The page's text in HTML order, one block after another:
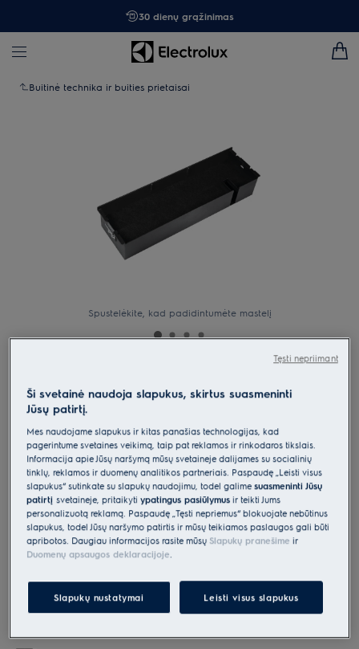
30 dienų grąžinimas
Buitinė technika ir buities prietaisai
Spustelėkite, kad padidintumėte mastelį
„OdourClean“ anglies filtras
0 (0)
Pagrindiniai privalumai
Anglies filtras „OdourClean“ – efektyvus oro valymas.
Efektyvus oro valymas anglies filtru „OdourClean“.
Filtro „OdourClean“ tarnavimo laikas yra 4–6 mėnesiai*.
Siuntos pristatymas €15 Nemokamas
Ši svetainė naudoja slapukus, skirtus suasmeninti
Jūsų patirtį.
Mes naudojame slapukus ir kitas panašias technologijas, kad
pagerintume svetainės veikimą, taip pat reklamos ir rinkodaros tikslais.
Informacija apie Jūsų naršymą mūsų svetainėje dalijamės su socialinių
tinklų, reklamos ir duomenų analitikos partneriais. Paspaudę „Leisti visus
slapukus“ sutinkate su slapukų naudojimu, todėl galimesuasmeninti Jūsų
patirtįsvetainėje, pritaikytiypatingus pasiūlymus ir teikti Jums
personalizuotą reklamą. Paspaudę „Tęsti nepriėmus“ blokuojate nebūtinus
slapukus, todėl Jūsų naršymo patirtis ir mūsų teikiamos paslaugos gali būti
apribotos. Daugiau informacijos rasite mūsų Slapukų pranešime ir
Duomenų apsaugos deklaracijoje.
Slapukų nustatymai Leisti visus slapukus
Tęsti nepriimant